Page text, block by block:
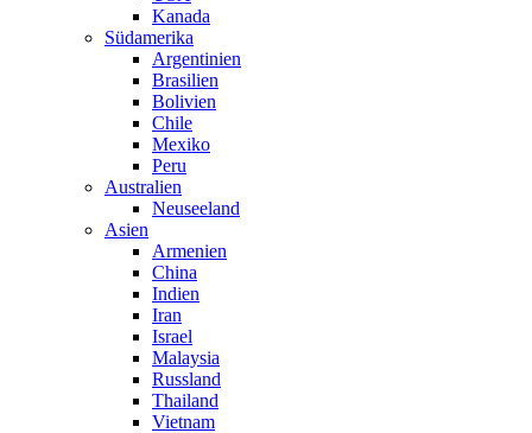
Kanada
Südamerika
Argentinien
Brasilien
Bolivien
Chile
Mexiko
Peru
Australien
Neuseeland
Asien
Armenien
China
Indien
Iran
Israel
Malaysia
Russland
Thailand
Vietnam